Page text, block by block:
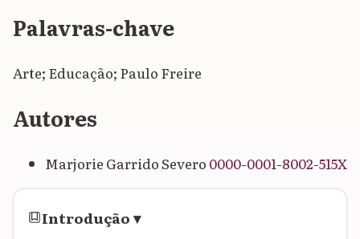
Palavras-chave
Arte; Educação; Paulo Freire
Autores
Marjorie Garrido Severo 0000-0001-8002-515X
Introdução▾